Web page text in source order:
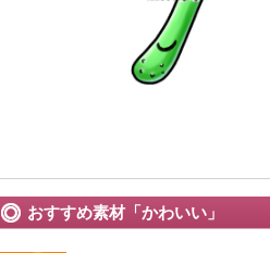
おすすめ素材「かわいい」